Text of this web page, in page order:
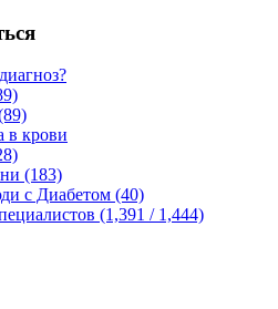
в крови
(183)
с Диабетом (40)
(1,391 / 1,444)